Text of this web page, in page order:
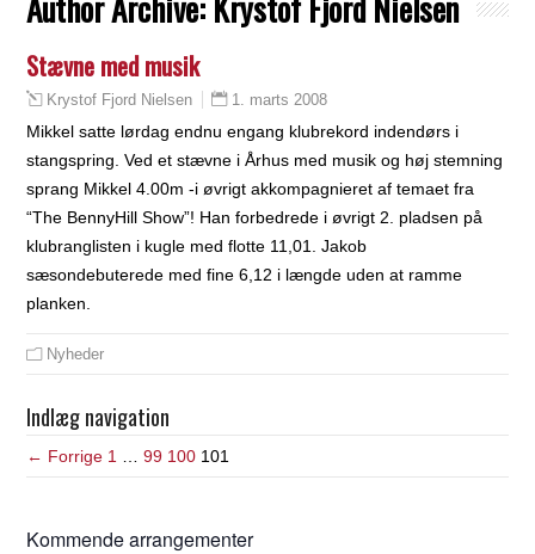
Stævne med musik
Krystof Fjord Nielsen 1. marts 2008
Mikkel satte lørdag endnu engang klubrekord indendørs i
stangspring. Ved et stævne i Århus med musik og høj stemning
sprang Mikkel 4.00m -i øvrigt akkompagnieret af temaet fra
“The BennyHill Show”! Han forbedrede i øvrigt 2. pladsen på
klubranglisten i kugle med flotte 11,01. Jakob
sæsondebuterede med fine 6,12 i længde uden at ramme
planken.
Nyheder
Indlæg navigation
← Forrige 1 99 100 101
Kommende arrangementer